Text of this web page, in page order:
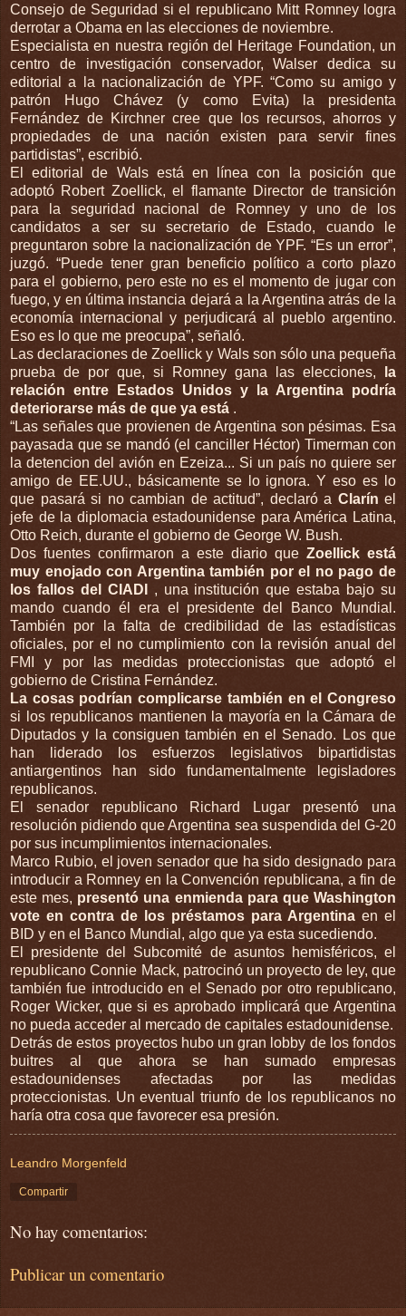
Consejo de Seguridad si el republicano Mitt Romney logra
derrotar a Obama en las elecciones de noviembre.
Especialista en nuestra región del Heritage Foundation, un
centro de investigación conservador, Walser dedica su
editorial a la nacionalización de YPF. “Como su amigo y
patrón Hugo Chávez (y como Evita) la presidenta
Fernández de Kirchner cree que los recursos, ahorros y
propiedades de una nación existen para servir fines
partidistas”, escribió.
El editorial de Wals está en línea con la posición que
adoptó Robert Zoellick, el flamante Director de transición
para la seguridad nacional de Romney y uno de los
candidatos a ser su secretario de Estado, cuando le
preguntaron sobre la nacionalización de YPF. “Es un error”,
juzgó. “Puede tener gran beneficio político a corto plazo
para el gobierno, pero este no es el momento de jugar con
fuego, y en última instancia dejará a la Argentina atrás de la
economía internacional y perjudicará al pueblo argentino.
Eso es lo que me preocupa”, señaló.
Las declaraciones de Zoellick y Wals son sólo una pequeña
prueba de por que, si Romney gana las elecciones,
la
relación entre Estados Unidos y la Argentina podría
deteriorarse más de que ya está .
“Las señales que provienen de Argentina son pésimas. Esa
payasada que se mandó (el canciller Héctor) Timerman con
la detencion del avión en Ezeiza... Si un país no quiere ser
amigo de EE.UU., básicamente se lo ignora. Y eso es lo
que pasará si no cambian de actitud”, declaró a Clarín el
jefe de la diplomacia estadounidense para América Latina,
Otto Reich, durante el gobierno de George W. Bush.
Dos fuentes confirmaron a este diario que Zoellick está
muy enojado con Argentina también por el no pago de
los fallos del CIADI
, una institución que estaba bajo su
mando cuando él era el presidente del Banco Mundial.
También por la falta de credibilidad de las estadísticas
oficiales, por el no cumplimiento con la revisión anual del
FMI y por las medidas proteccionistas que adoptó el
gobierno de Cristina Fernández.
La cosas podrían complicarse también en el Congreso
si los republicanos mantienen la mayoría en la Cámara de
Diputados y la consiguen también en el Senado. Los que
han liderado los esfuerzos legislativos bipartidistas
antiargentinos han sido fundamentalmente legisladores
republicanos.
El senador republicano Richard Lugar presentó una
resolución pidiendo que Argentina sea suspendida del G-20
por sus incumplimientos internacionales.
Marco Rubio, el joven senador que ha sido designado para
introducir a Romney en la Convención republicana, a fin de
este mes, presentó una enmienda para que Washington
vote en contra de los préstamos para Argentina en el
BID y en el Banco Mundial, algo que ya esta sucediendo.
El presidente del Subcomité de asuntos hemisféricos, el
republicano Connie Mack, patrocinó un proyecto de ley, que
también fue introducido en el Senado por otro republicano,
Roger Wicker, que si es aprobado implicará que Argentina
no pueda acceder al mercado de capitales estadounidense.
Detrás de estos proyectos hubo un gran lobby de los fondos
buitres al que ahora se han sumado empresas
estadounidenses afectadas por las medidas
proteccionistas. Un eventual triunfo de los republicanos no
haría otra cosa que favorecer esa presión.
Leandro Morgenfeld
Compartir
No hay comentarios:
Publicar un comentario